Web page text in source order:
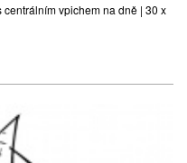
vpichem na dně | 30 x